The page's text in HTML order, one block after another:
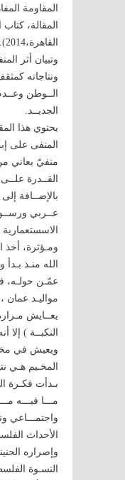
المقاومة
المقالة، كتاب
وتبيان أثر
ونتاجاته
الــوطن
الجديــد.
يحتوي هذا
المنفى على
منفيّ يعاني
القــدرة
بالإضــافة
عــربي
ومـؤثرة، أخذ
الله منـذ
عمّـن حولـه،
يعــايش
النكبــة ) إلا
ويعيش في
المخـيم هـي
بـدأت فكـرة
مـــا فيـــه
واجتمـــاعي
الأحداث
وإصراره
النسـوة